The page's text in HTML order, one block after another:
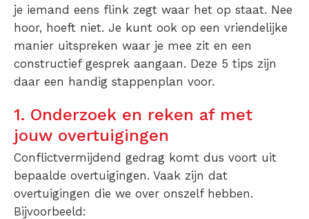
je iemand eens flink zegt waar het op staat. Nee
hoor, hoeft niet. Je kunt ook op een vriendelijke
manier uitspreken waar je mee zit en een
constructief gesprek aangaan. Deze 5 tips zijn
daar een handig stappenplan voor.
1. Onderzoek en reken af met
jouw overtuigingen
Conflictvermijdend gedrag komt dus voort uit
bepaalde overtuigingen. Vaak zijn dat
overtuigingen die we over onszelf hebben.
Bijvoorbeeld: